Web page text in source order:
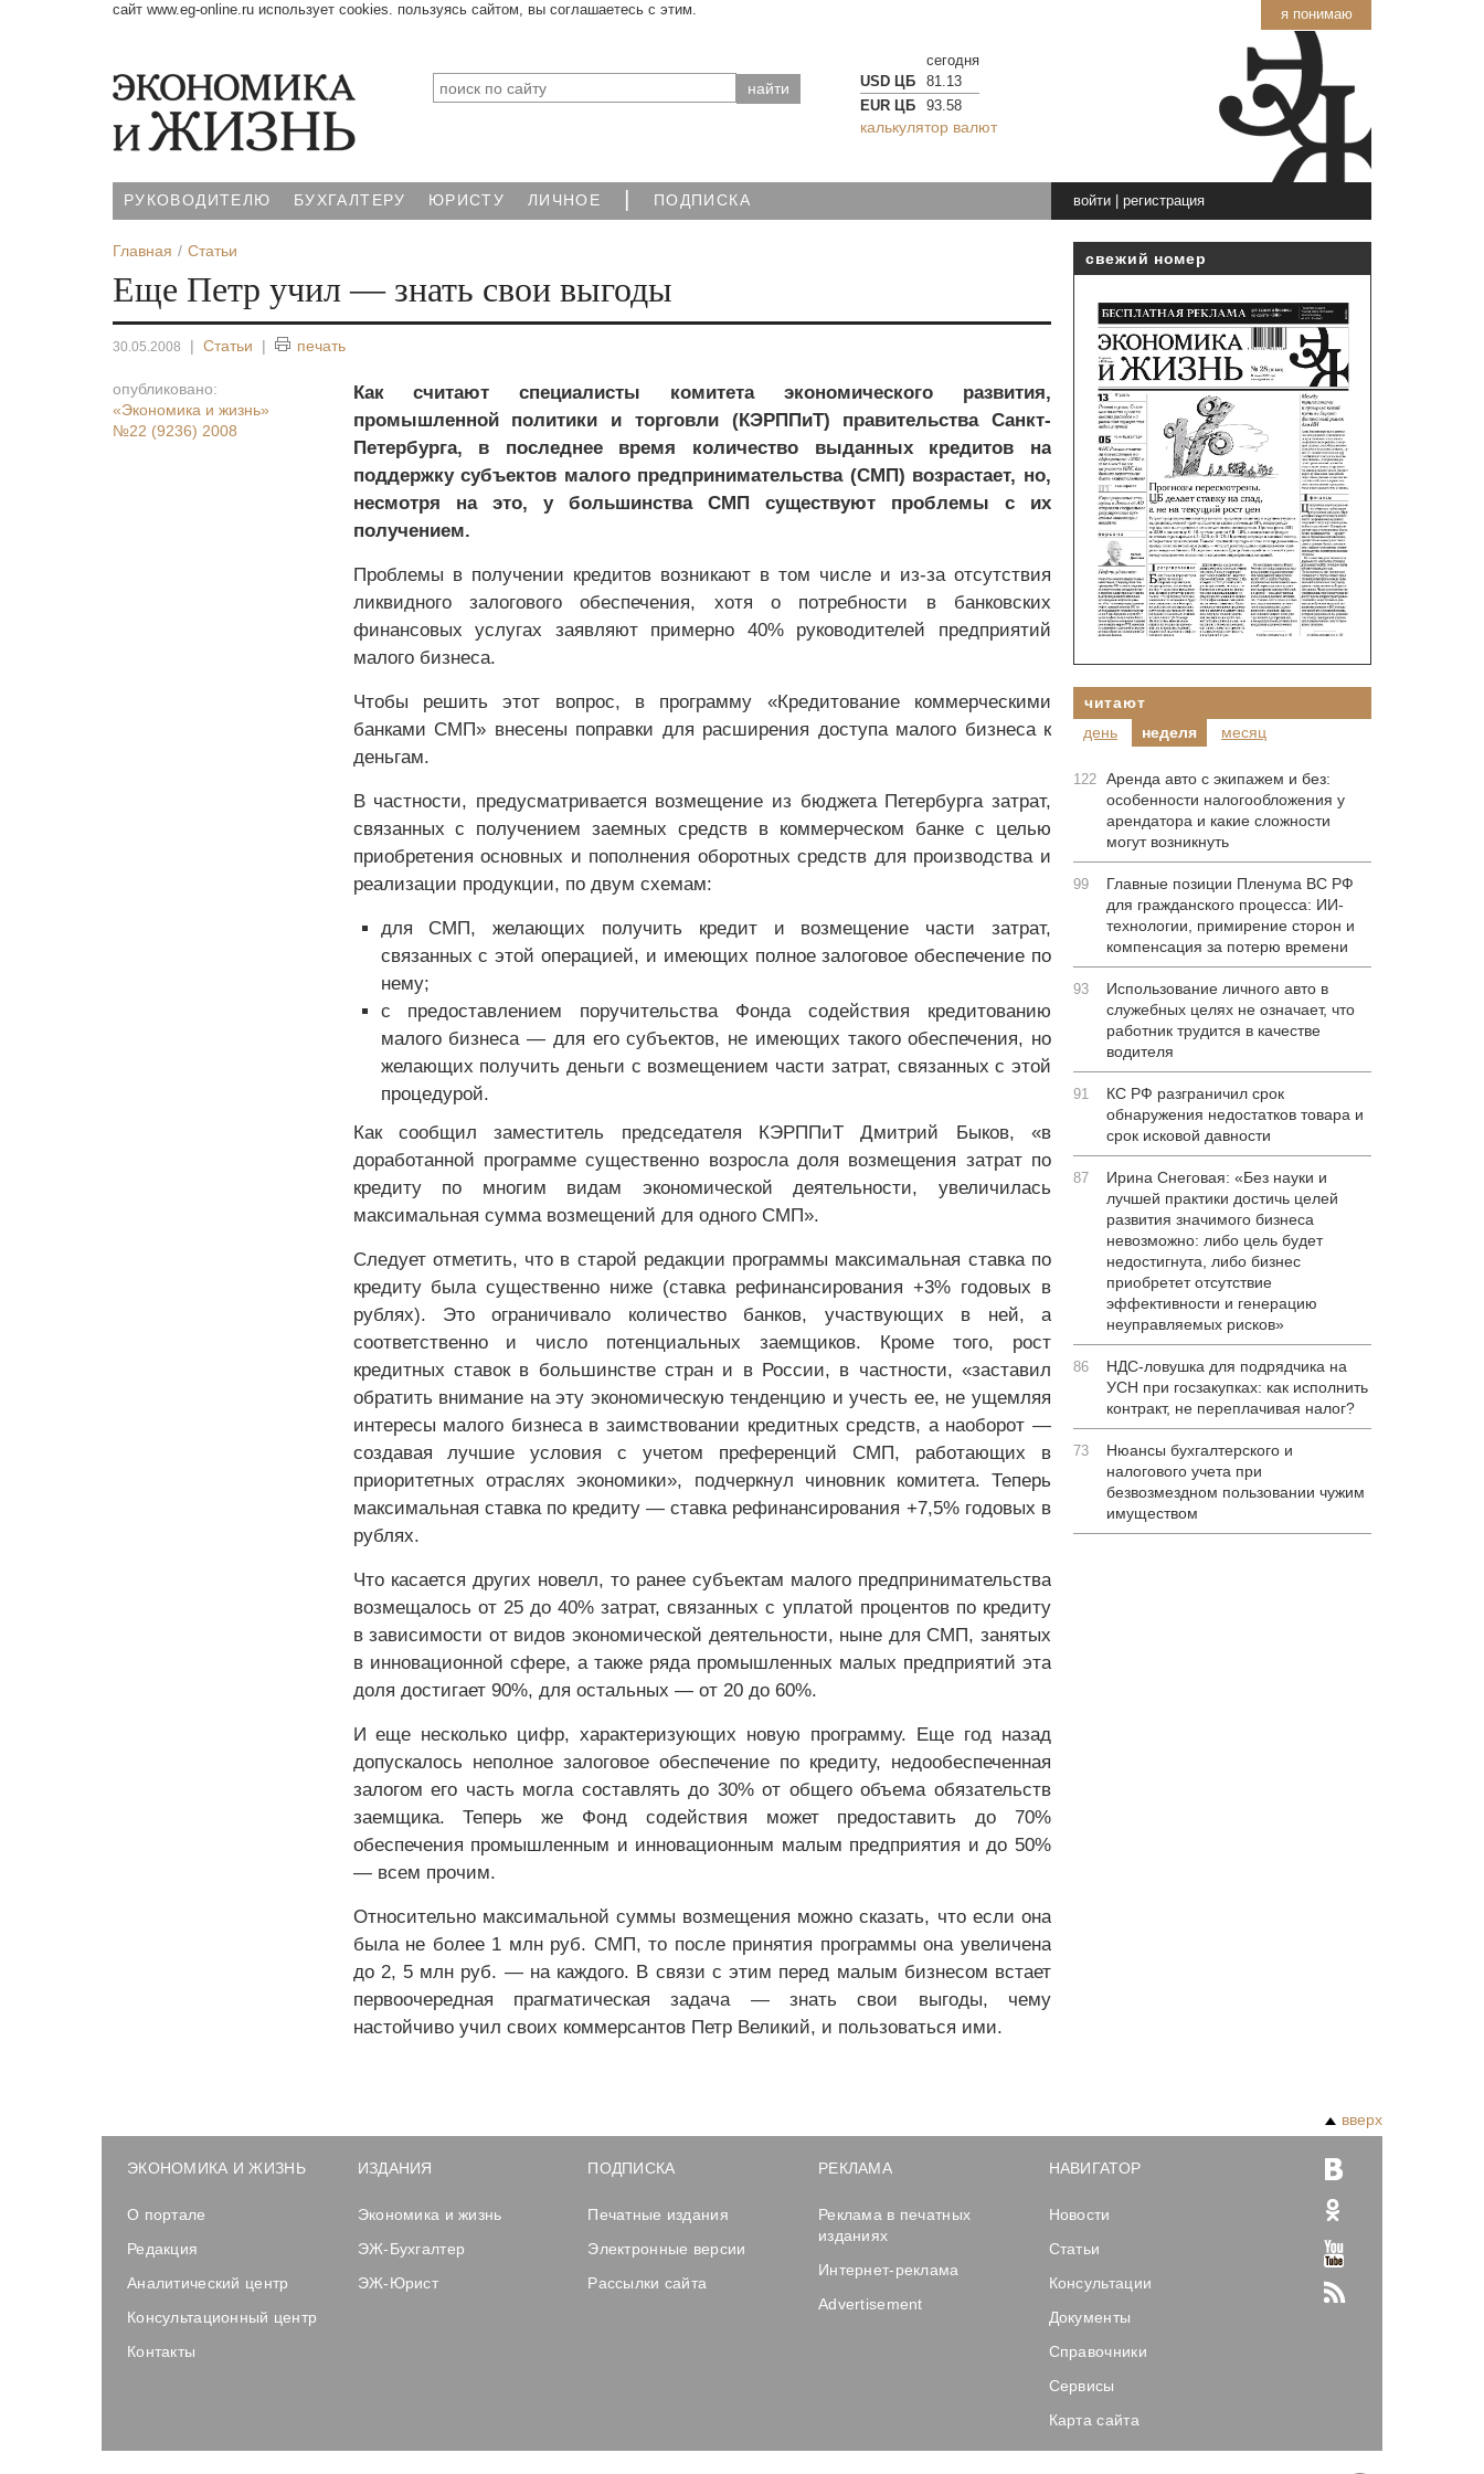
я понимаю
сайт www.eg-online.ru использует cookies. пользуясь сайтом, вы соглашаетесь с этим.
сегодня
USD ЦБ
81.13
EUR ЦБ
93.58
калькулятор валют
РУКОВОДИТЕЛЮ БУХГАЛТЕРУ ЮРИСТУ ЛИЧНОЕ | ПОДПИСКА войти| регистрация
Главная Статьи
Еще Петр учил — знать свои выгоды
30.05.2008 | Статьи | печать
опубликовано:
«Экономика и жизнь»
№22 (9236) 2008
Как считают специалисты комитета экономического развития,
промышленной политики и торговли (КЭРППиТ) правительства Санкт-
Петербурга, в последнее время количество выданных кредитов на
поддержку субъектов малого предпринимательства (СМП) возрастает, но,
несмотря на это, у большинства СМП существуют проблемы с их
получением.
Проблемы в получении кредитов возникают в том числе и из-за отсутствия
ликвидного залогового обеспечения, хотя о потребности в банковских
финансовых услугах заявляют примерно 40% руководителей предприятий
малого бизнеса.
Чтобы решить этот вопрос, в программу «Кредитование коммерческими
банками СМП» внесены поправки для расширения доступа малого бизнеса к
деньгам.
В частности, предусматривается возмещение из бюджета Петербурга затрат,
связанных с получением заемных средств в коммерческом банке с целью
приобретения основных и пополнения оборотных средств для производства и
реализации продукции, по двум схемам:
для СМП, желающих получить кредит и возмещение части затрат,
связанных с этой операцией, и имеющих полное залоговое обеспечение по
нему;
с предоставлением поручительства Фонда содействия кредитованию
малого бизнеса — для его субъектов, не имеющих такого обеспечения, но
желающих получить деньги с возмещением части затрат, связанных с этой
процедурой.
Как сообщил заместитель председателя КЭРППиТ Дмитрий Быков, «в
доработанной программе существенно возросла доля возмещения затрат по
кредиту по многим видам экономической деятельности, увеличилась
максимальная сумма возмещений для одного СМП».
Следует отметить, что в старой редакции программы максимальная ставка по
кредиту была существенно ниже (ставка рефинансирования +3% годовых в
рублях). Это ограничивало количество банков, участвующих в ней, а
соответственно и число потенциальных заемщиков. Кроме того, рост
кредитных ставок в большинстве стран и в России, в частности, «заставил
обратить внимание на эту экономическую тенденцию и учесть ее, не ущемляя
интересы малого бизнеса в заимствовании кредитных средств, а наоборот —
создавая лучшие условия с учетом преференций СМП, работающих в
приоритетных отраслях экономики», подчеркнул чиновник комитета. Теперь
максимальная ставка по кредиту — ставка рефинансирования +7,5% годовых в
рублях.
Что касается других новелл, то ранее субъектам малого предпринимательства
возмещалось от 25 до 40% затрат, связанных с уплатой процентов по кредиту
в зависимости от видов экономической деятельности, ныне для СМП, занятых
в инновационной сфере, а также ряда промышленных малых предприятий эта
доля достигает 90%, для остальных — от 20 до 60%.
И еще несколько цифр, характеризующих новую программу. Еще год назад
допускалось неполное залоговое обеспечение по кредиту, недообеспеченная
залогом его часть могла составлять до 30% от общего объема обязательств
заемщика. Теперь же Фонд содействия может предоставить до 70%
обеспечения промышленным и инновационным малым предприятия и до 50%
— всем прочим.
Относительно максимальной суммы возмещения можно сказать, что если она
была не более 1 млн руб. СМП, то после принятия программы она увеличена
до 2, 5 млн руб. — на каждого. В связи с этим перед малым бизнесом встает
первоочередная прагматическая задача — знать свои выгоды, чему
настойчиво учил своих коммерсантов Петр Великий, и пользоваться ими.
свежий номер
читают
день
неделя месяц
122 Аренда авто с экипажем и без:
особенности налогообложения у
арендатора и какие сложности
могут возникнуть
99
Главные позиции Пленума ВС РФ
для гражданского процесса: ИИ-
технологии, примирение сторон и
компенсация за потерю времени
93
Использование личного авто в
служебных целях не означает, что
работник трудится в качестве
водителя
91
КС РФ разграничил срок
обнаружения недостатков товара и
срок исковой давности
87
Ирина Снеговая: «Без науки и
лучшей практики достичь целей
развития значимого бизнеса
невозможно: либо цель будет
недостигнута, либо бизнес
приобретет отсутствие
эффективности и генерацию
неуправляемых рисков»
86
НДС-ловушка для подрядчика на
УСН при госзакупках: как исполнить
контракт, не переплачивая налог?
73
Нюансы бухгалтерского и
налогового учета при
безвозмездном пользовании чужим
имуществом
вверх
ЭКОНОМИКА И ЖИЗНЬ
О портале
Редакция
Аналитический центр
Консультационный центр
Контакты
ИЗДАНИЯ
Экономика и жизнь
ЭЖ-Бухгалтер
ЭЖ-Юрист
ПОДПИСКА
Печатные издания
Электронные версии
Рассылки сайта
РЕКЛАМА
Реклама в печатных
изданиях
Интернет-реклама
Advertisement
НАВИГАТОР
Новости
Статьи
Консультации
Документы
Справочники
Сервисы
Карта сайта